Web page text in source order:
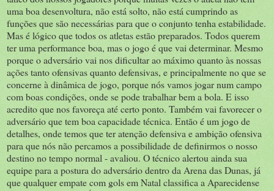
uma boa desenvoltura, não está solto, não está cumprindo as
funções que são necessárias para que o conjunto tenha estabilidade.
Mas é lógico que todos os atletas estão preparados. Todos querem
ter uma performance boa, mas o jogo é que vai determinar. Mesmo
porque o adversário vai nos dificultar ao máximo quanto às nossas
ações tanto ofensivas quanto defensivas, e principalmente no que se
concerne à dinâmica de jogo, porque nós vamos jogar num campo
com boas condições, onde se pode trabalhar bem a bola. E isso
acredito que nos favoreça até certo ponto. Também vai favorecer o
adversário que tem boa capacidade técnica. Então é um jogo de
detalhes, onde temos que ter atenção defensiva e ambição ofensiva
para que nós não percamos a possibilidade de definirmos o nosso
destino no tempo normal - avaliou. O técnico alertou ainda sua
equipe para a postura do adversário dentro da Arena das Dunas, já
que qualquer empate com gols em Natal classifica a Aparecidense